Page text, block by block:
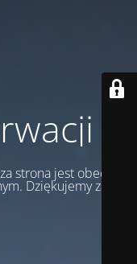
strona jest obecnie
Dziękujemy za